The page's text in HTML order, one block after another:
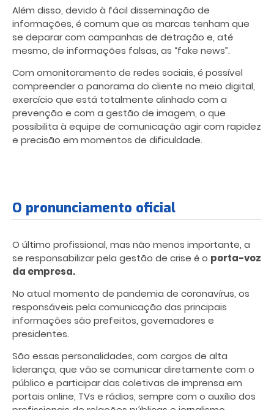
Além disso, devido à fácil disseminação de
informações, é comum que as marcas tenham que
se deparar com campanhas de detração e, até
mesmo, de informações falsas, as “fake news”.
Com omonitoramento de redes sociais, é possível
compreender o panorama do cliente no meio digital,
exercício que está totalmente alinhado com a
prevenção e com a gestão de imagem, o que
possibilita à equipe de comunicação agir com rapidez
e precisão em momentos de dificuldade.
O pronunciamento oficial
O último profissional, mas não menos importante, a
se responsabilizar pela gestão de crise é o porta-voz
da empresa.
No atual momento de pandemia de coronavírus, os
responsáveis pela comunicação das principais
informações são prefeitos, governadores e
presidentes.
São essas personalidades, com cargos de alta
liderança, que vão se comunicar diretamente com o
público e participar das coletivas de imprensa em
portais online, TVs e rádios, sempre com o auxílio dos